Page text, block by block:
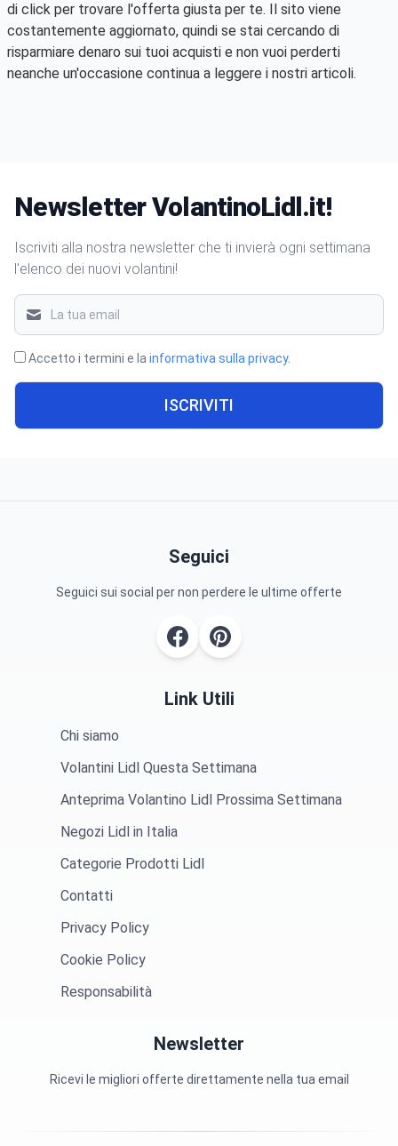
di click per trovare l'offerta giusta per te. Il sito viene
costantemente aggiornato, quindi se stai cercando di
risparmiare denaro sui tuoi acquisti e non vuoi perderti
neanche un'occasione continua a leggere i nostri articoli.
Newsletter VolantinoLidl.it!
Iscriviti alla nostra newsletter che ti invierà ogni settimana
l'elenco dei nuovi volantini!
Accetto i termini e lainformativa sulla privacy.
ISCRIVITI
Seguici
Seguici sui social per non perdere le ultime offerte
Link Utili
Chi siamo
Volantini Lidl Questa Settimana
Anteprima Volantino Lidl Prossima Settimana
Negozi Lidl in Italia
Categorie Prodotti Lidl
Contatti
Privacy Policy
Cookie Policy
Responsabilità
Newsletter
Ricevi le migliori offerte direttamente nella tua email